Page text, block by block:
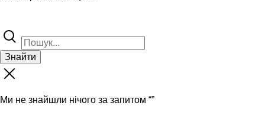
Знайти
Ми не знайшли нічого за запитом “”